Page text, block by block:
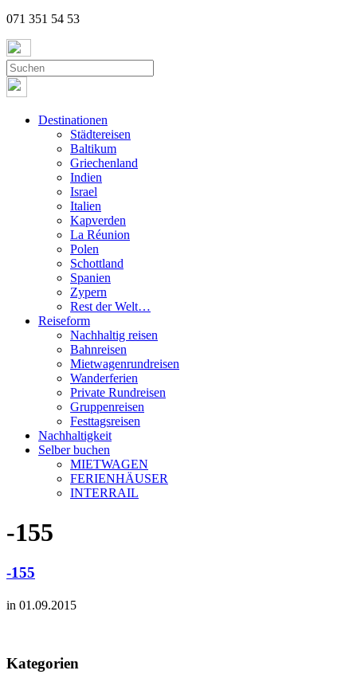
071 351 54 53
Destinationen
Städtereisen
Baltikum
Griechenland
Indien
Israel
Italien
Kapverden
La Réunion
Polen
Schottland
Spanien
Zypern
Rest der Welt…
Reiseform
Nachhaltig reisen
Bahnreisen
Mietwagenrundreisen
Wanderferien
Private Rundreisen
Gruppenreisen
Festtagsreisen
Nachhaltigkeit
Selber buchen
MIETWAGEN
FERIENHÄUSER
INTERRAIL
-155
-155
in 01.09.2015
Kategorien